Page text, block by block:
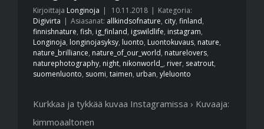
Kirjoittaja Longinoja | 10.11.2018 | Kategoria:
Digivirta | Asiasanat: allkindsofnature, city, finland,
finnishnature, fish, ig_finland, igswildlife, instagram,
Longinoja, longinojasyksy, luonto, Luontokuvaus, nature,
nature_brilliance, nature_of_our_world, naturelovers,
naturephotography, night, nikonworld_ , river, seatrout,
suomenluonto, suomi, taimen, urban, yleluonto
Kurkkaa ja tykkää kuvaa Instagramissa › Kuvaaja:
kimmoaaltonen